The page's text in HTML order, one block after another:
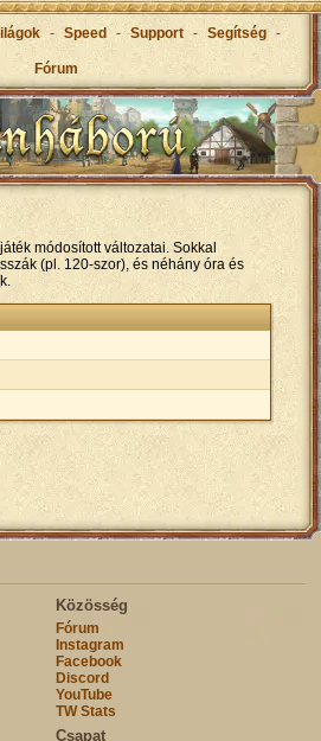
- Speed - Support - Segítség -
Fórum
módosított változatai. Sokkal
(pl. 120-szor), és néhány óra és
Közösség
Fórum
Instagram
Facebook
Discord
YouTube
TW Stats
Csapat